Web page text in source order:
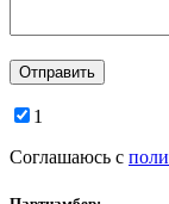
1
Соглашаюсь с